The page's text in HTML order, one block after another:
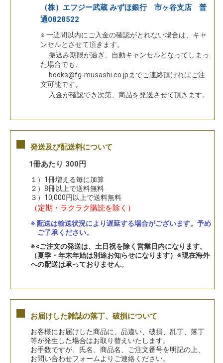
（株）エフジー武蔵 みずほ銀行 市ヶ谷支店 普
通0828522
※ 一週間以内にご入金の確認がとれない場合は、キャ
ンセルとさせて頂きます。
振込み期限が過ぎ、自動キャンセルとなってしまっ
た場合でも、
books@fg-musashi.co.jpまでご連絡頂ければご注
文可能です。
入金が確認でき次第、商品を発送させて頂きます。
■
発送及び配送料について
1冊あたり 300円
１）1冊増える毎に加算
２）8冊以上で送料無料
３）10,000円以上で送料無料
（定期・ラクラク購読を除く）
※ 配送は輸送状況により遅延する場合がございます。予め
ご了承ください。
※<ご注文の発送は、土日祝を除く営業日内になります。
（夏季・年末年始は別途お知らせになります）※現在海外
への配送は承っておりません。
■ お届けした雑誌の落丁、破損について
お客様にお届けした商品に、品違い、破損、乱丁、落丁
等が発生した場合はお取り替えいたします。
お手数ですが、氏名、商品名、ご注文番号を明記の上、
お問い合わせフォームよりご連絡ください。